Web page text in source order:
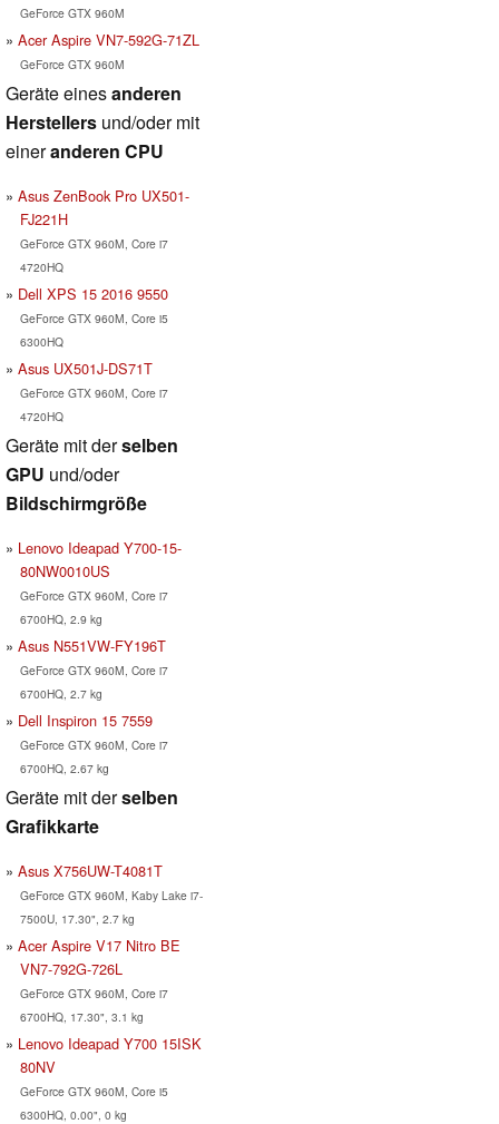
GeForce GTX 960M
Acer Aspire VN7-592G-71ZL
GeForce GTX 960M
Geräte einesanderen
Herstellers und/oder mit
eineranderen CPU
Asus ZenBook Pro UX501-
FJ221H
GeForce GTX 960M, Core i7
4720HQ
Dell XPS 15 2016 9550
GeForce GTX 960M, Core i5
6300HQ
Asus UX501J-DS71T
GeForce GTX 960M, Core i7
4720HQ
Geräte mit derselben
GPU und/oder
Bildschirmgröße
Lenovo Ideapad Y700-15-
80NW0010US
GeForce GTX 960M, Core i7
6700HQ, 2.9 kg
Asus N551VW-FY196T
GeForce GTX 960M, Core i7
6700HQ, 2.7 kg
Dell Inspiron 15 7559
GeForce GTX 960M, Core i7
6700HQ, 2.67 kg
Geräte mit derselben
Grafikkarte
Asus X756UW-T4081T
GeForce GTX 960M, Kaby Lake i7-
7500U, 17.30", 2.7 kg
Acer Aspire V17 Nitro BE
VN7-792G-726L
GeForce GTX 960M, Core i7
6700HQ, 17.30", 3.1 kg
Lenovo Ideapad Y700 15ISK
80NV
GeForce GTX 960M, Core i5
6300HQ, 0.00", 0 kg